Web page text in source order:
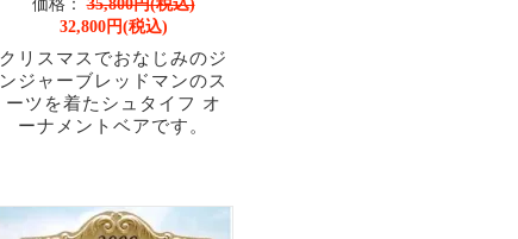
35,800円(税込)
32,800円(税込)
クリスマスでおなじみのジ
ンジャーブレッドマンのス
ーツを着たシュタイフ オ
ーナメントベアです。